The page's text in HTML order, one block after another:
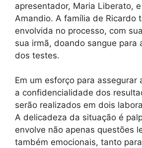
apresentador, Maria Liberato,
Amandio. A família de Ricardo
envolvida no processo, com
sua irmã, doando sangue para
dos testes.
Em um esforço para assegurar
a confidencialidade dos
serão realizados em dois
A delicadeza da situação é
envolve não apenas questões
também emocionais, tanto